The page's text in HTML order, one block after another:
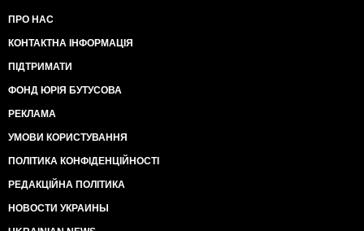
ПРО НАС
КОНТАКТНА ІНФОРМАЦІЯ
ПІДТРИМАТИ
ФОНД ЮРІЯ БУТУСОВА
РЕКЛАМА
УМОВИ КОРИСТУВАННЯ
ПОЛІТИКА КОНФІДЕНЦІЙНОСТІ
РЕДАКЦІЙНА ПОЛІТИКА
НОВОСТИ УКРАИНЫ